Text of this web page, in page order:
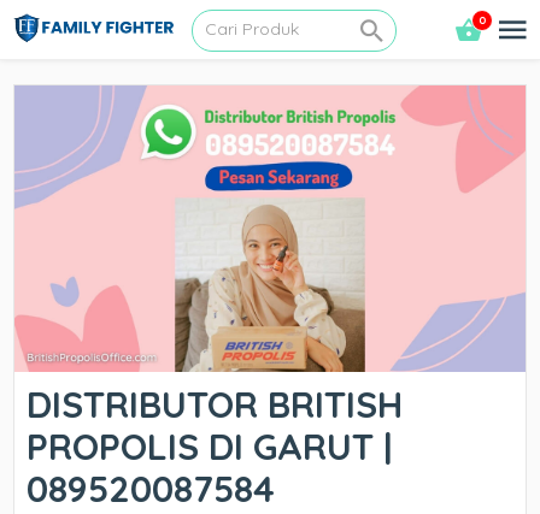
0
DISTRIBUTOR BRITISH
PROPOLIS DI GARUT |
089520087584